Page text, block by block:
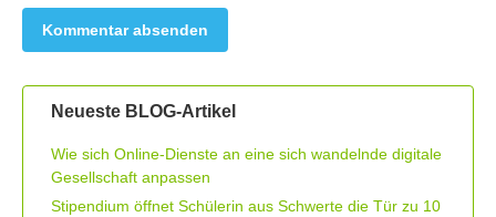
Neueste BLOG-Artikel
Wie sich Online-Dienste an eine sich wandelnde digitale
Gesellschaft anpassen
Stipendium öffnet Schülerin aus Schwerte die Tür zu 10